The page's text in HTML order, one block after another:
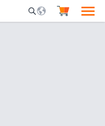
Mobile Search